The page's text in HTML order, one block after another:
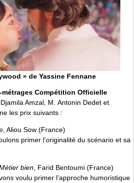
» de Yassine Fennane
Compétition Officielle
Amzal, M. Antonin Dedet et
les prix suivants :
, Aliou Sow (France)
primer l’originalité du scénario et sa
bien , Farid Bentoumi (France)
voulu primer l’approche humoristique